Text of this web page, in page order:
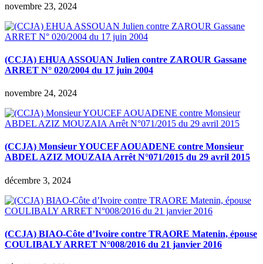
novembre 23, 2024
(CCJA) EHUA ASSOUAN Julien contre ZAROUR Gassane
ARRET N° 020/2004 du 17 juin 2004
novembre 24, 2024
(CCJA) Monsieur YOUCEF AOUADENE contre Monsieur
ABDEL AZIZ MOUZAIA Arrêt N°071/2015 du 29 avril 2015
décembre 3, 2024
(CCJA) BIAO-Côte d’Ivoire contre TRAORE Matenin, épouse
COULIBALY ARRET N°008/2016 du 21 janvier 2016